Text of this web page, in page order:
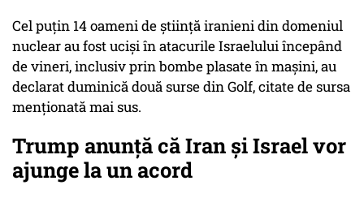
Cel puțin 14 oameni de știință iranieni din domeniul
nuclear au fost uciși în atacurile Israelului începând
de vineri, inclusiv prin bombe plasate în mașini, au
declarat duminică două surse din Golf, citate de sursa
menționată mai sus.
Trump anunță că Iran și Israel vor
ajunge la un acord